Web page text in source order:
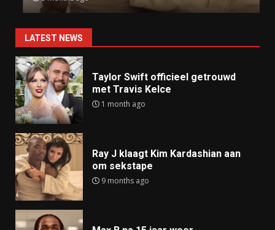
LATEST NEWS
Taylor Swift officieel getrouwd
met Travis Kelce
1 month ago
Ray J klaagt Kim Kardashian aan
om sekstape
9 months ago